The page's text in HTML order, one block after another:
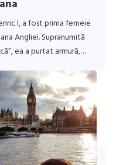
I, a fost prima femeie
Angliei. Supranumită
ea a purtat armură,…